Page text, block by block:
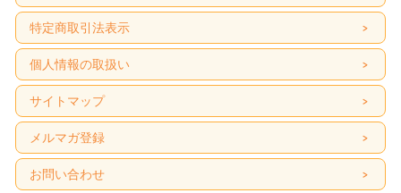
特定商取引法表示
個人情報の取扱い
サイトマップ
メルマガ登録
お問い合わせ